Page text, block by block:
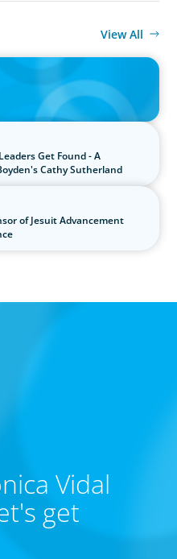
View All
Secret Weapon in the AI
Get Found - A
Cathy Sutherland
of Jesuit Advancement
Vidal
get